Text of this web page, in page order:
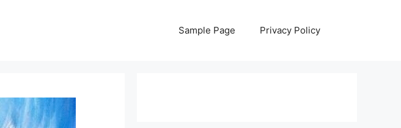
Sample Page Privacy Policy